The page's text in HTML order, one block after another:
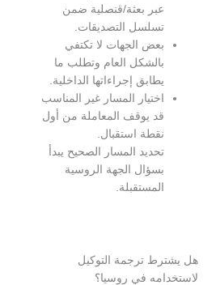
بعثة/قنصلية ضمن
التصديقات.
الجهات لا تكتفي
العام وتطلب ما
إجراءاتها الداخلية.
المسار غير المناسب
يوقف المعاملة من أول
استقبال.
المسار الصحيح يبدأ
الجهة الروسية
ترجمة التوكيل
في روسيا؟